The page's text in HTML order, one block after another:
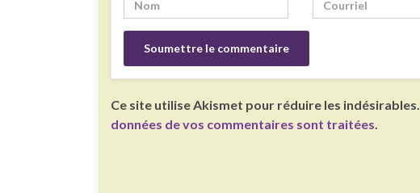
Ce site utilise Akismet pour réduire les indésirables.
données de vos commentaires sont traitées.